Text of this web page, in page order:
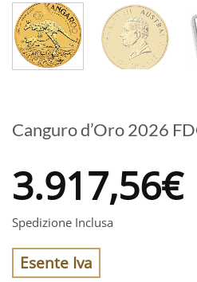
Canguro d’Oro 2026
3.917,56€
Spedizione Inclusa
Esente Iva